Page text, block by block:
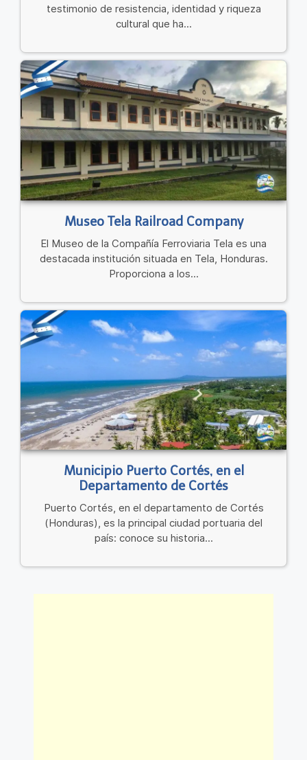
testimonio de resistencia, identidad y riqueza
cultural que ha...
Museo Tela Railroad Company
El Museo de la Compañía Ferroviaria Tela es una
destacada institución situada en Tela, Honduras.
Proporciona a los...
Municipio Puerto Cortés, en el
Departamento de Cortés
Puerto Cortés, en el departamento de Cortés
(Honduras), es la principal ciudad portuaria del
país: conoce su historia...